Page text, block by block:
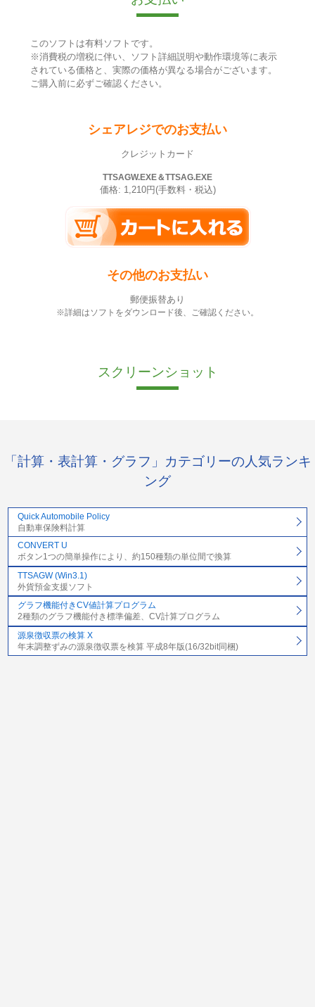
このソフトは有料ソフトです。
※消費税の増税に伴い、ソフト詳細説明や動作環境等に表示
されている価格と、実際の価格が異なる場合がございます。
ご購入前に必ずご確認ください。
シェアレジでのお支払い
クレジットカード
TTSAGW.EXE＆TTSAG.EXE
価格: 1,210円(手数料・税込)
その他のお支払い
郵便振替あり
※詳細はソフトをダウンロード後、ご確認ください。
スクリーンショット
「計算・表計算・グラフ」カテゴリーの人気ランキ
ング
Quick Automobile Policy
自動車保険料計算
CONVERT U
ボタン1つの簡単操作により、約150種類の単位間で換算
TTSAGW (Win3.1)
外貨預金支援ソフト
グラフ機能付きCV値計算プログラム
2種類のグラフ機能付き標準偏差、CV計算プログラム
源泉徴収票の検算 X
年末調整ずみの源泉徴収票を検算 平成8年版(16/32bit同梱)